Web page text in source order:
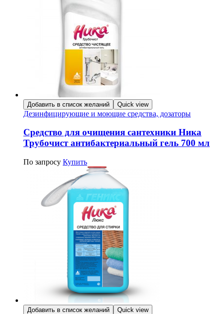
Добавить в список желаний Quick view
Дезинфицирующие и моющие средства, дозаторы
Средство для очищения сантехники Ника
Трубочист антибактериальный гель 700 мл
По запросу Купить
Добавить в список желаний Quick view